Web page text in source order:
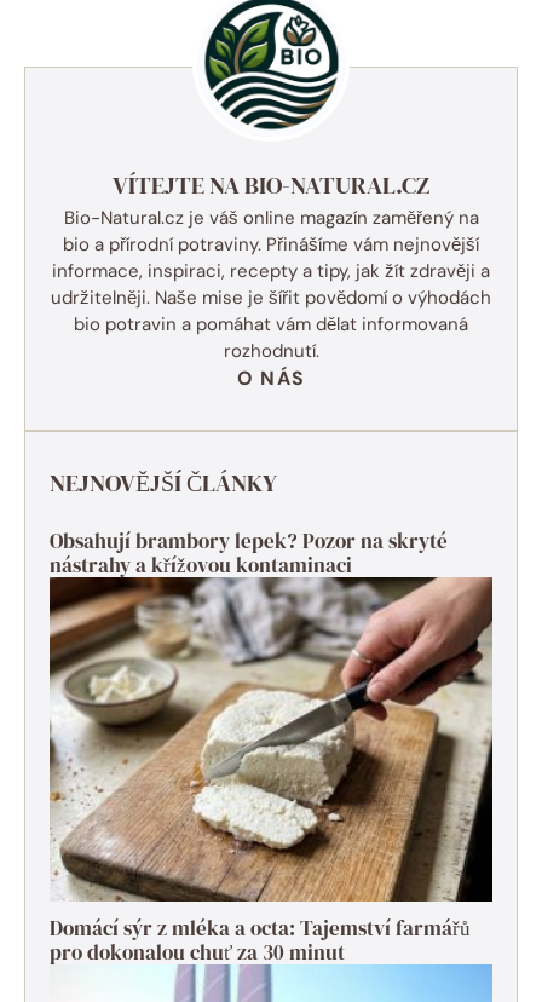
VÍTEJTE NA BIO-NATURAL.CZ
Bio-Natural.cz je váš online magazín zaměřený na
bio a přírodní potraviny. Přinášíme vám nejnovější
informace, inspiraci, recepty a tipy, jak žít zdravěji a
udržitelněji. Naše mise je šířit povědomí o výhodách
bio potravin a pomáhat vám dělat informovaná
rozhodnutí.
O NÁS
NEJNOVĚJŠÍ ČLÁNKY
Obsahují brambory lepek? Pozor na skryté
nástrahy a křížovou kontaminaci
Domácí sýr z mléka a octa: Tajemství farmářů
pro dokonalou chuť za 30 minut